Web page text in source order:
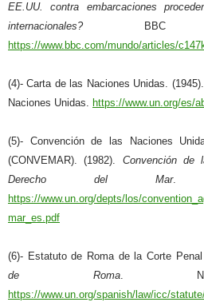
EE.UU. contra embarcaciones
internacionales?BBC
https://www.bbc.com/mundo/articles/
(4)- Carta de las Naciones Unidas.
Naciones Unidas. https://www.un.org/es/
(5)- Convención de las Naciones
(CONVEMAR). (1982). Convención de
Derecho del Mar.
https://www.un.org/depts/los/
mar_es.pdf
(6)- Estatuto de Roma de la Corte
de Roma.
https://www.un.org/spanish/law/icc/